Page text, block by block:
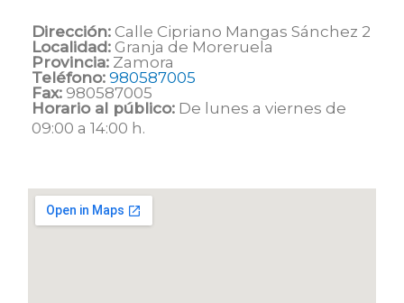
Dirección: Calle Cipriano Mangas Sánchez 2
Localidad: Granja de Moreruela
Provincia: Zamora
Teléfono: 980587005
Fax: 980587005
Horario al público: De lunes a viernes de
09:00 a 14:00 h.